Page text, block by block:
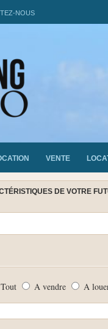
NOUS
VENTE
DE VOTRE
Tout A vendre A